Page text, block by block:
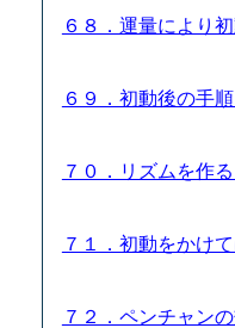
６８．運量により
６９．初動後の手
７０．リズムを作
７１．初動をかけ
７２．ペンチャン